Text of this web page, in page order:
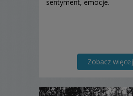
sentyment, emocje.
Zobacz więcej